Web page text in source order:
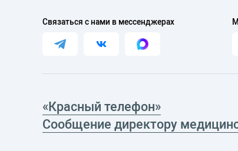
Связаться с нами в мессенджерах
«Красный телефон»
Сообщение директору